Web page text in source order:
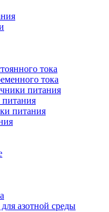
тока
тока
питания
питания
азотной среды